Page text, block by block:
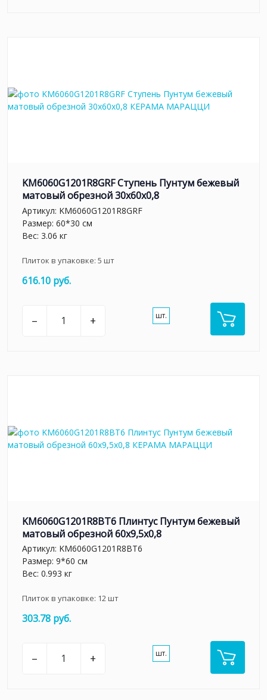
KM6060G1201R8GRF Ступень Пунтум бежевый
матовый обрезной 30x60x0,8
Артикул: KM6060G1201R8GRF
Размер: 60*30 см
Вес: 3.06 кг
Плиток в упаковке: 5 шт
616.10 руб.
– + шт.
KM6060G1201R8BT6 Плинтус Пунтум бежевый
матовый обрезной 60x9,5x0,8
Артикул: KM6060G1201R8BT6
Размер: 9*60 см
Вес: 0.993 кг
Плиток в упаковке: 12шт
303.78 руб.
– + шт.